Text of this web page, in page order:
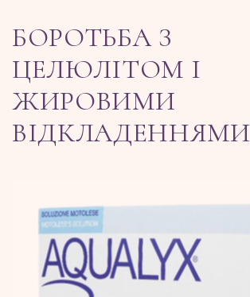
БОРОТЬБА З
ЦЕЛЮЛІТОМ І
ЖИРОВИМИ
ВІДКЛАДЕННЯМИ